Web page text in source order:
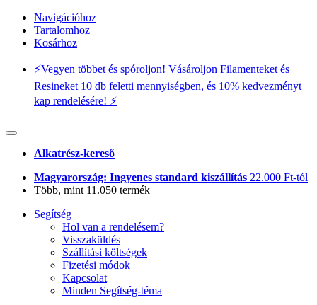
Navigációhoz
Tartalomhoz
Kosárhoz
⚡️Vegyen többet és spóroljon! Vásároljon Filamenteket és
Resineket 10 db feletti mennyiségben, és 10% kedvezményt
kap rendelésére! ⚡️
Alkatrész-kereső
Magyarország: Ingyenes standard kiszállítás 22.000 Ft-tól
Több, mint 11.050 termék
Segítség
Hol van a rendelésem?
Visszaküldés
Szállítási költségek
Fizetési módok
Kapcsolat
Minden Segítség-téma